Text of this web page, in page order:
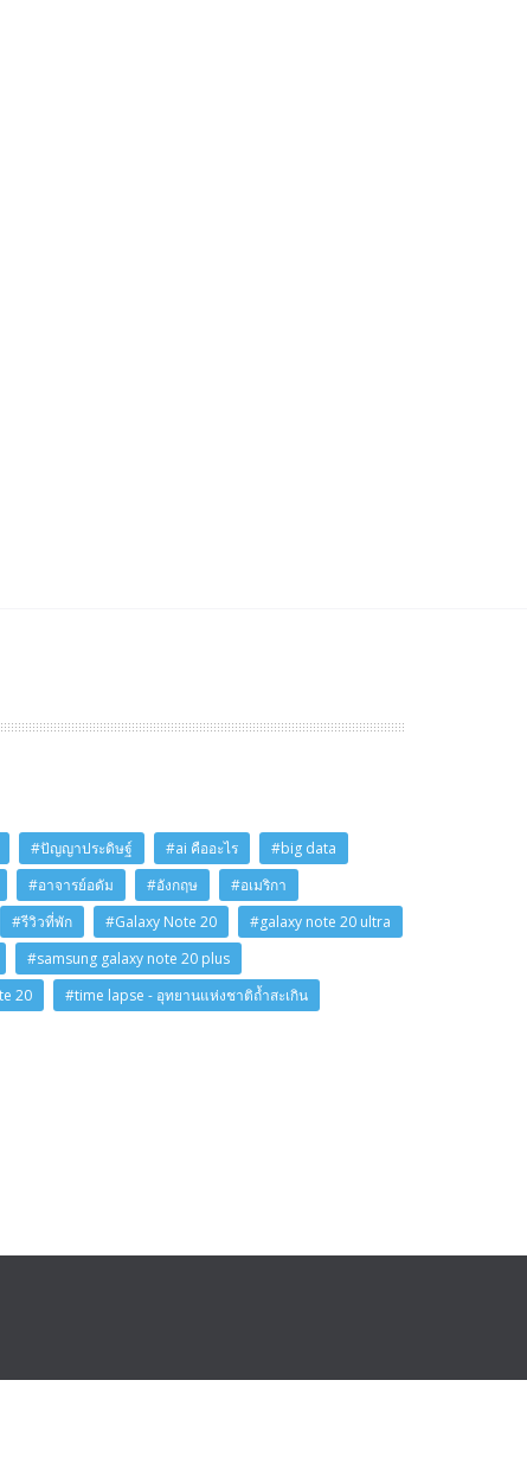
#ปัญญาประดิษฐ์ #ai คืออะไร
#big data
#อาจารย์อดัม #อังกฤษ
#อเมริกา
#รีวิวที่พัก #Galaxy Note 20
#galaxy note 20 ultra
#samsung galaxy note 20 plus
20
#time lapse - อุทยานแห่งชาติถ้ำสะเกิน